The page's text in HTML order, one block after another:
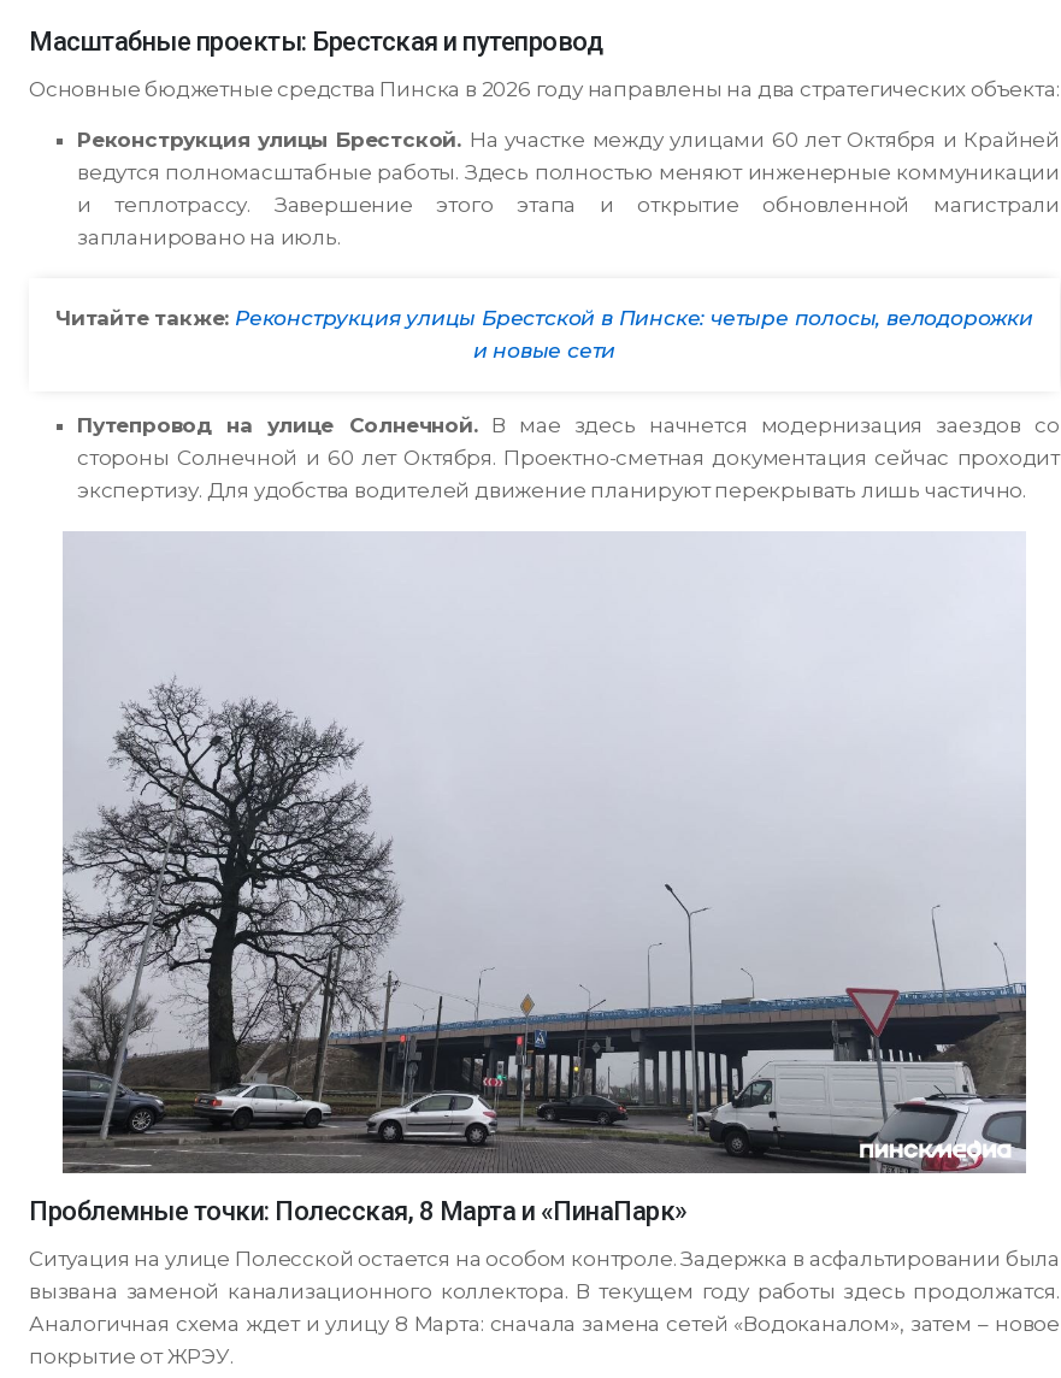
Масштабные проекты: Брестская и путепровод
Основные бюджетные средства Пинска в 2026 году направлены на два стратегических объекта:
Реконструкция улицы Брестской. На участке между улицами 60 лет Октября и Крайней
ведутся полномасштабные работы. Здесь полностью меняют инженерные коммуникации
и теплотрассу. Завершение этого этапа и открытие обновленной магистрали
запланировано на июль.
Читайте также: Реконструкция улицы Брестской в Пинске: четыре полосы, велодорожки
и новые сети
Путепровод на улице Солнечной.В мае здесь начнется модернизация заездов со
стороны Солнечной и 60 лет Октября. Проектно-сметная документация сейчас проходит
экспертизу. Для удобства водителей движение планируют перекрывать лишь частично.
Проблемные точки: Полесская, 8 Марта и «ПинаПарк»
Ситуация на улице Полесской остается на особом контроле. Задержка в асфальтировании была
вызвана заменой канализационного коллектора. В текущем году работы здесь продолжатся.
Аналогичная схема ждет и улицу 8 Марта: сначала замена сетей «Водоканалом», затем – новое
покрытие от ЖРЭУ.